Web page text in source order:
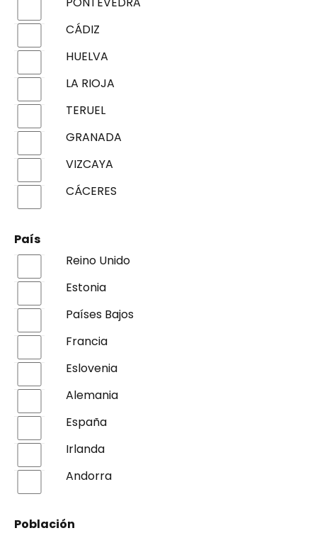
CÁDIZ
HUELVA
LA RIOJA
TERUEL
GRANADA
VIZCAYA
CÁCERES
País
Reino Unido
Estonia
Países Bajos
Francia
Eslovenia
Alemania
España
Irlanda
Andorra
Población